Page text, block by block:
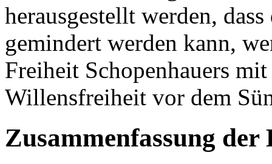
herausgestellt werden,
gemindert werden kann,
Freiheit Schopenhauers
Willensfreiheit vor dem
Zusammenfassung der